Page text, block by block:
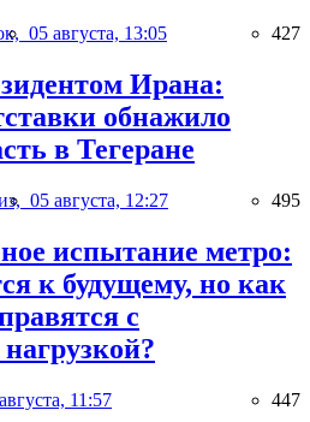
05 августа, 13:05 427
Ирана:
обнажило
в Тегеране
05 августа, 12:27 495
испытание метро:
к будущему, но как
с
11:57 447